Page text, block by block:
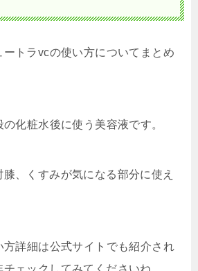
ートラvcの使い方についてまとめ
化粧水後に使う美容液です。
、くすみが気になる部分に使え
方詳細は公式サイトでも紹介され